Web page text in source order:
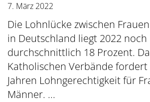
7. März 2022
Die Lohnlücke zwischen
in Deutschland liegt 2022
durchschnittlich 18 Prozent.
Katholischen Verbände fordert
Jahren Lohngerechtigkeit für
Männer. ...